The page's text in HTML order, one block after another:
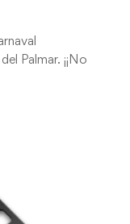
Palmar. ¡¡No